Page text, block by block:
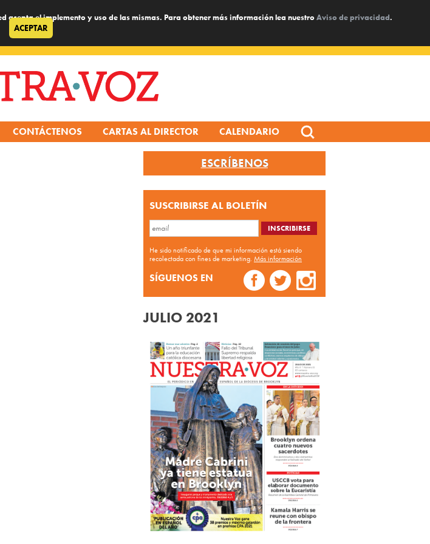
el implemento y uso de las mismas. Para obtener más información lea nuestroAviso de privacidad.
ACEPTAR
CONTÁCTENOS CARTAS AL DIRECTOR CALENDARIO
Search
for:
ESCRÍBENOS
SUSCRIBIRSE AL BOLETÍN
He sido notificado de que mi información está siendo
recolectada con fines de marketing. Más información
SÍGUENOS EN
JULIO 2021